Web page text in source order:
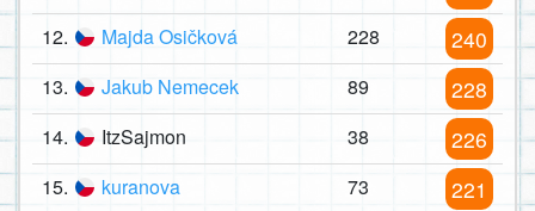
12. Majda Osičková 228 240
13. Jakub Nemecek 89 228
14. ItzSajmon 38 226
15. kuranova 73 221